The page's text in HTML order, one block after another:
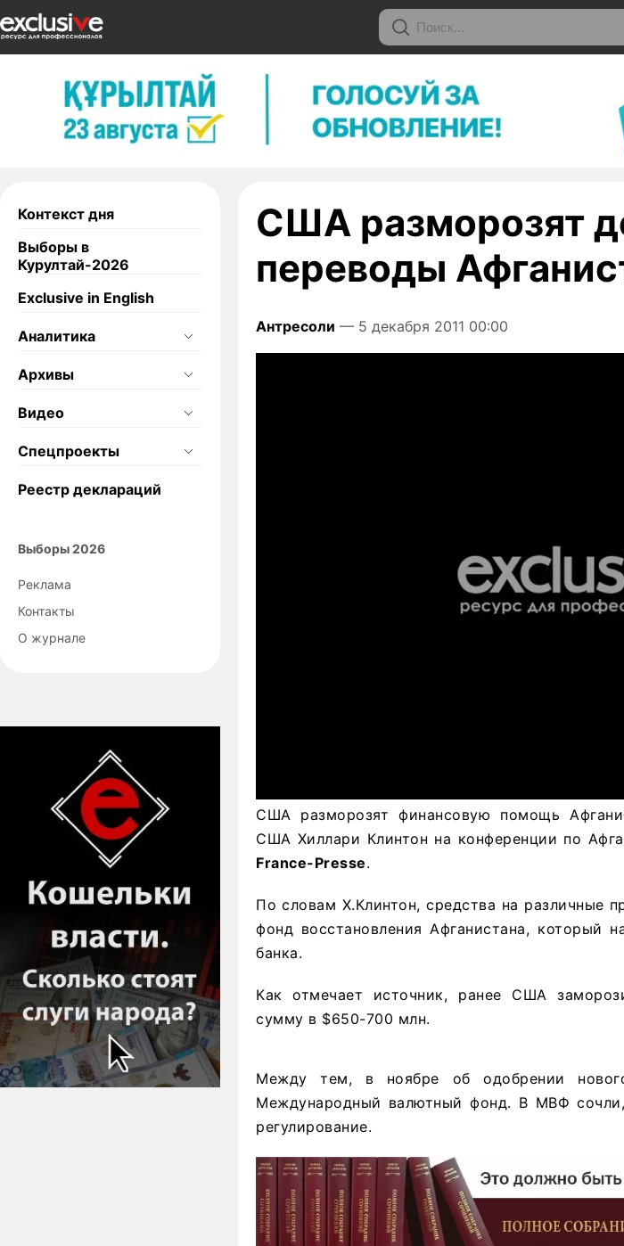
Контекст дня
Выборы в
Курултай-2026
Exclusive in English
Аналитика
Архивы
Видео
Спецпроекты
Реестр деклараций
Выборы 2026
Реклама
Контакты
О журнале
США разморозят
переводы
Антресоли — 5 декабря 2011 00:00
США разморозят финансовую помощь
США Хиллари Клинтон на конференции по
France-Presse.
По словам Х.Клинтон, средства на различные
фонд восстановления Афганистана, который
банка.
Как отмечает источник, ранее США
сумму в $650-700 млн.
Между тем, в ноябре об одобрении
Международный валютный фонд. В МВФ
регулирование.